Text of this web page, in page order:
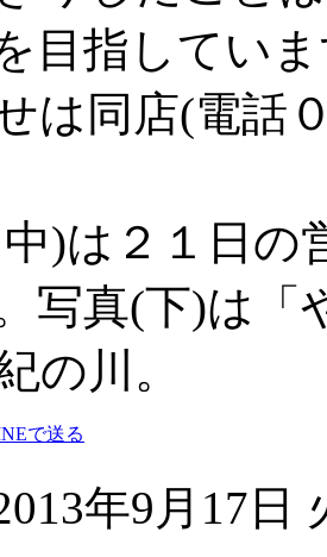
目指してい
は同店(電話
)は２１日の
写真(下)は
の川。
年9月17日